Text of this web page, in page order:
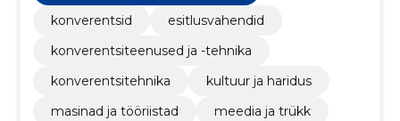
konverentsid
esitlusvahendid
konverentsiteenused ja -tehnika
konverentsitehnika
kultuur ja haridus
masinad ja tööriistad
meedia ja trükk